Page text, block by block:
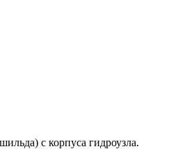
с корпуса гидроузла.